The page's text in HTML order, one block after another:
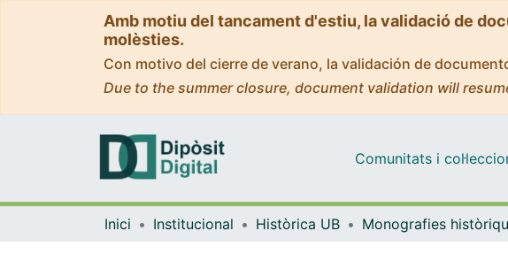
Amb motiu del tancament d'estiu, la validació de
molèsties.
Con motivo del cierre de verano, la validación de
Due to the summer closure, document validation will
Comunitats i
Inici Institucional Històrica UB